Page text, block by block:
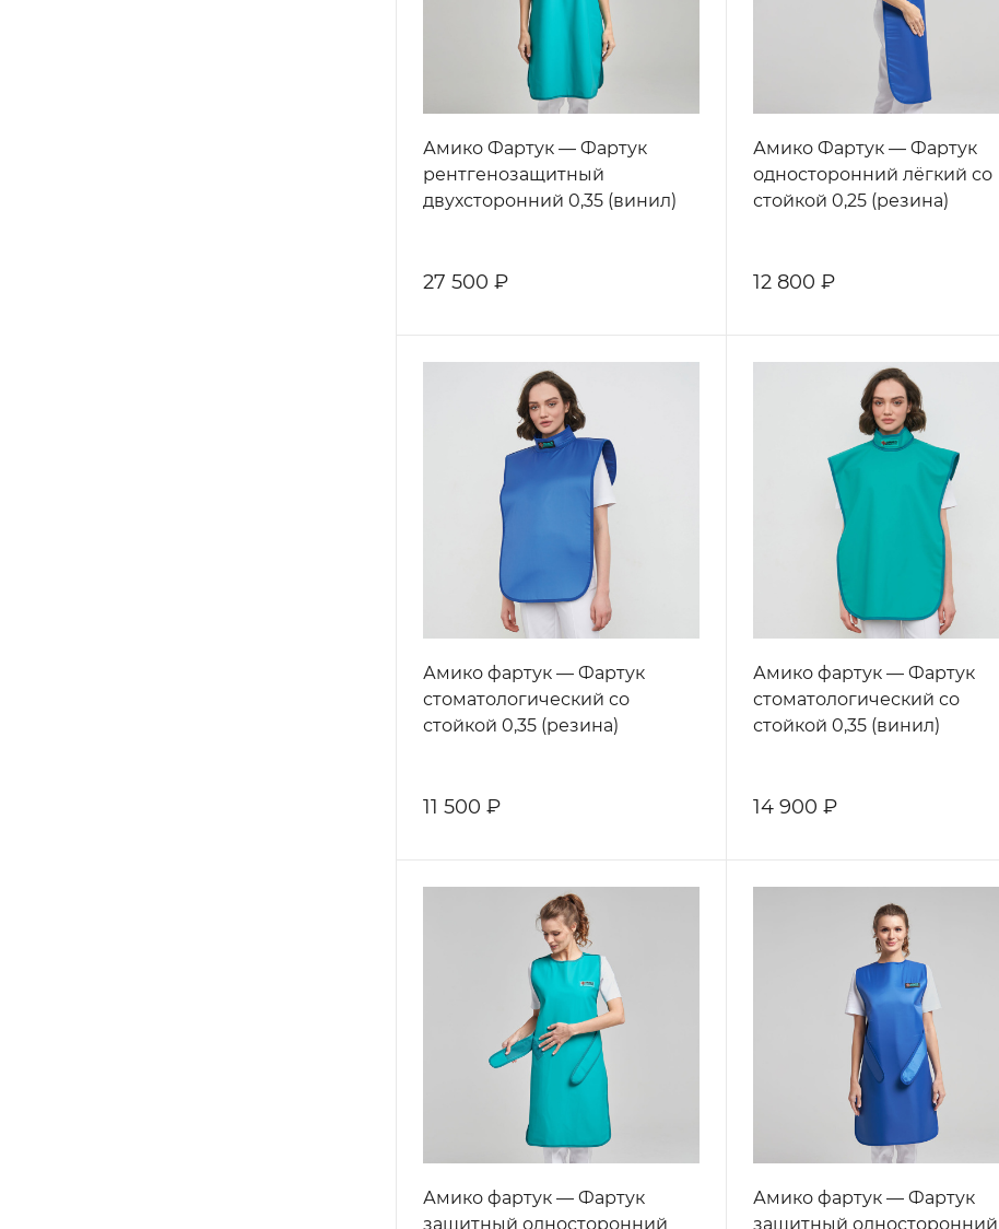
Амико Фартук — Фартук
рентгенозащитный
двухсторонний 0,35 (винил)
27 500 ₽
Амико Фартук — Фартук
односторонний лёгкий со
стойкой 0,25 (резина)
12 800 ₽
Амико фартук — Фартук
стоматологический со
стойкой 0,35 (резина)
11 500 ₽
Амико фартук — Фартук
стоматологический со
стойкой 0,35 (винил)
14 900 ₽
Амико фартук — Фартук
защитный односторонний
Амико фартук — Фартук
защитный односторонний